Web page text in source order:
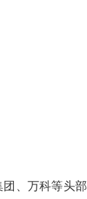
、万科等头部